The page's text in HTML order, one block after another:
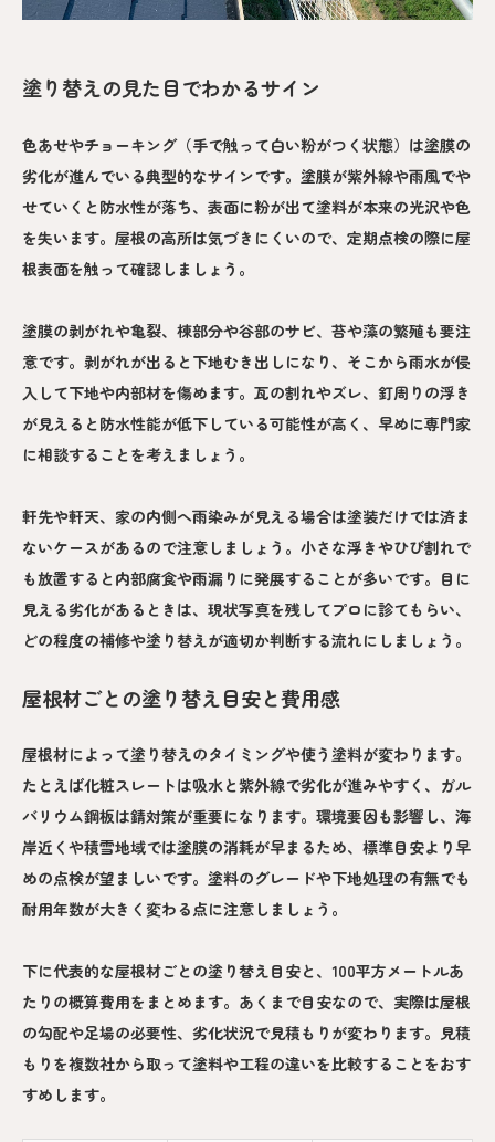
塗り替えの見た目でわかるサイン
色あせやチョーキング（手で触って白い粉がつく状態）は塗膜の
劣化が進んでいる典型的なサインです。塗膜が紫外線や雨風でや
せていくと防水性が落ち、表面に粉が出て塗料が本来の光沢や色
を失います。屋根の高所は気づきにくいので、定期点検の際に屋
根表面を触って確認しましょう。
塗膜の剥がれや亀裂、棟部分や谷部のサビ、苔や藻の繁殖も要注
意です。剥がれが出ると下地むき出しになり、そこから雨水が侵
入して下地や内部材を傷めます。瓦の割れやズレ、釘周りの浮き
が見えると防水性能が低下している可能性が高く、早めに専門家
に相談することを考えましょう。
軒先や軒天、家の内側へ雨染みが見える場合は塗装だけでは済ま
ないケースがあるので注意しましょう。小さな浮きやひび割れで
も放置すると内部腐食や雨漏りに発展することが多いです。目に
見える劣化があるときは、現状写真を残してプロに診てもらい、
どの程度の補修や塗り替えが適切か判断する流れにしましょう。
屋根材ごとの塗り替え目安と費用感
屋根材によって塗り替えのタイミングや使う塗料が変わります。
たとえば化粧スレートは吸水と紫外線で劣化が進みやすく、ガル
バリウム鋼板は錆対策が重要になります。環境要因も影響し、海
岸近くや積雪地域では塗膜の消耗が早まるため、標準目安より早
めの点検が望ましいです。塗料のグレードや下地処理の有無でも
耐用年数が大きく変わる点に注意しましょう。
下に代表的な屋根材ごとの塗り替え目安と、100平方メートルあ
たりの概算費用をまとめます。あくまで目安なので、実際は屋根
の勾配や足場の必要性、劣化状況で見積もりが変わります。見積
もりを複数社から取って塗料や工程の違いを比較することをおす
すめします。